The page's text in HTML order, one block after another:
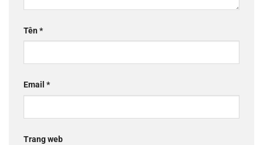
Tên*
Email *
Trang web